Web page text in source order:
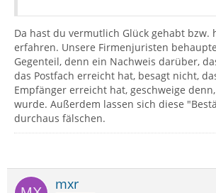
Da hast du vermutlich Glück gehabt bzw.
erfahren. Unsere Firmenjuristen
Gegenteil, denn ein Nachweis darüber,
das Postfach erreicht hat, besagt nicht,
Empfänger erreicht hat, geschweige
wurde. Außerdem lassen sich diese
durchaus fälschen.
mxr